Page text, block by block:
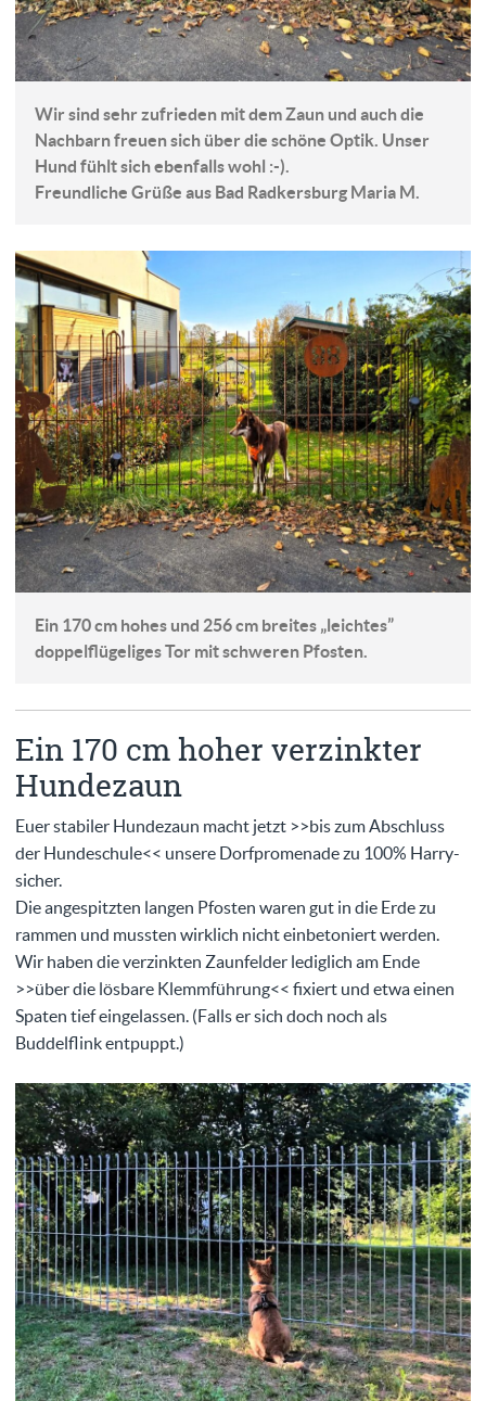
Wir sind sehr zufrieden mit dem Zaun und auch die
Nachbarn freuen sich über die schöne Optik. Unser
Hund fühlt sich ebenfalls wohl :-).
Freundliche Grüße aus Bad Radkersburg Maria M.
Ein 170 cm hohes und 256 cm breites „leichtes”
doppelflügeliges Tor mit schweren Pfosten.
Ein 170 cm hoher verzinkter
Hundezaun
Euer stabiler Hundezaun macht jetzt >>bis zum Abschluss
der Hundeschule<< unsere Dorfpromenade zu 100% Harry-
sicher.
Die angespitzten langen Pfosten waren gut in die Erde zu
rammen und mussten wirklich nicht einbetoniert werden.
Wir haben die verzinkten Zaunfelder lediglich am Ende
>>über die lösbare Klemmführung<< fixiert und etwa einen
Spaten tief eingelassen. (Falls er sich doch noch als
Buddelflink entpuppt.)